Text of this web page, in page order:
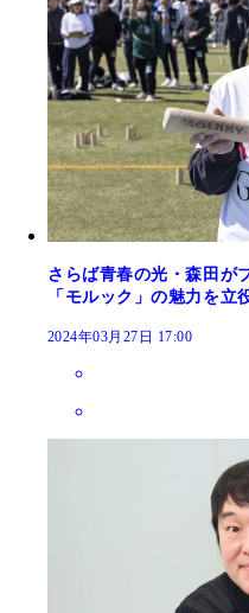
さらば青春の光・森田
「モルック」の魅力を立
2024年03月27日 17:00